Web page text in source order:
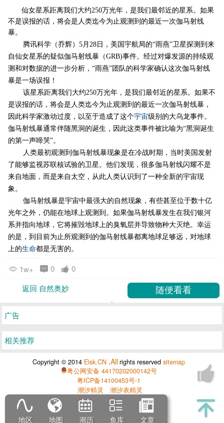
仙女星系距离我们大约250万光年，是我们最邻近的星系。如果
不是误报的话，将会是人类迄今为止观测到的最近一次伽马射线
暴。
腾讯科学（乔辉）5月28日，美国宇航局的“雨燕”卫星探测到来
自仙女星系的疑似伽马射线暴（GRB)事件。经过对爆发源的持续观
测和对数据的进一步分析，“雨燕”团队的科学家确认这次伽马射线
暴是一场误报！
该星系距离我们大约250万光年，是我们最邻近的星系。如果不
是误报的话，将会是人类迄今为止观测到的最近一次伽马射线暴，
因此科学家激动过度，以至于造成了这个宇宙级别的大乌龙事件。
伽马射线暴通常伴随黑洞的诞生，因此这类事件被比喻为“黑洞诞生
的第一声啼哭”。
人类最初观测到伽马射线暴现象是在冷战时期，当时美国发射
了能够监视苏联核试验的卫星。他们发现，很多伽马射线闪耀不是
来自地面，而是来自太空，从此人类认识到了一种全新的宇宙现
象。
伽马射线暴是宇宙中最强大的自然现象，有些甚至位于数十亿
光年之外，仍能在地球上观测到。如果伽马射线暴发生在我们银河
系并指向地球，它将摧毁地球上的臭氧层并导致物种大灭绝。幸运
的是，到目前为止所观测到的伽马射线暴都离地球足够远，对地球
上的生命都是无害的。
1w+ 0
0
返回 自然奥妙
广告
相关推荐
Copyright © 2014 Eisk.CN .Allrights reservedsitemap
粤公网安备 44170202000142号
粤ICP备14100453号-1
潮汐精灵
潮汐表精灵
地区 地图 潮历 鱼库 文章